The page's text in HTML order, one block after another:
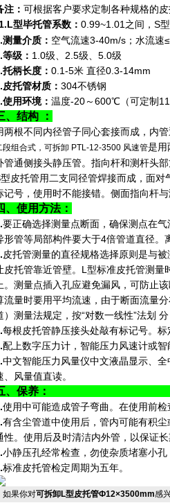
注： 可根据客户要求定制各种规格的
1.L型毕托管系数： 0.99~1.01之间，S
测量介质： 空气流速3-40m/s；水流速
等级： 1.0级、2.5级、5.0级
托柄长度： 0.1-5米 直径0.3-14mm
皮托管材质： 304不锈钢
使用环境： 温度-20～600℃（可定制
、结构 ：
两根不同内径管子同心套接而成，内
段组合式，可拆卸 PTL-12-3500 风速管是用
管通侧接头静压管。指向杆和测杆头
皮托管用二支同径管焊接而成，面
记号，使用时不能接错。侧面指向杆
、使用方法：
要正确选择测量点断面，确保测点在
形管等局部构件要大于4倍管道直径。
皮托管测量的直径规格选择原则是与
皮托管靠近管壁。L型标准皮托管测量
上。测量点插入孔应避免漏风，可防止
流量时要用平均流速，由于断面流量
）测量法规定，按“对数一线性”法划
每根皮托管静压接头处敲有标记号。
配上数字压力计，智能压力风速计或
中文智能压力风量仪中文液晶显示、
、风量值直读。
、
使用中可能造成管子弯曲。在使用前
有含尘管道中使用后，管内可能有积
性。使用后及时清洁内外管，以保证长
小静压孔经常检查，勿使杂质堵塞小孔
标准皮托管检定周期为五年。
如果你对可拆卸L型皮托管Ф12×3500mm感